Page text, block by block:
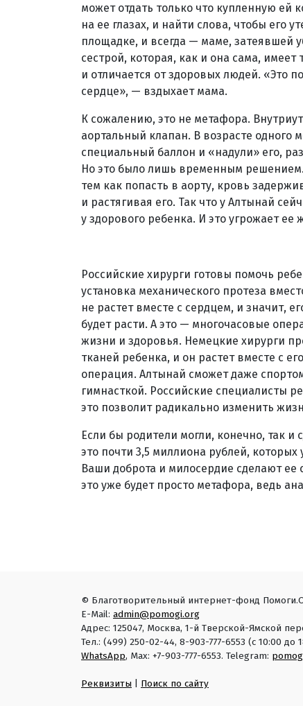
может отдать только что купленную ей
на ее глазах, и найти слова, чтобы его
площадке, и всегда — маме, затеявшей
сестрой, которая, как и она сама,
и отличается от здоровых людей. «Это
сердце», — вздыхает мама.
К сожалению, это не метафора.
аортальный клапан. В возрасте
специальный баллон и «надули» его,
Но это было лишь временным
тем как попасть в аорту, кровь
и растягивая его. Так что у Алтынай
у здорового ребенка. И это угрожает ее
Российские хирурги готовы помочь
установка механического протеза
не растет вместе с сердцем, и значит,
будет расти. А это — многочасовые
жизни и здоровья. Немецкие хирурги
тканей ребенка, и он растет вместе с
операция. Алтынай сможет даже
гимнасткой. Российские специалисты
это позволит радикально изменить
Если бы родители могли, конечно, так
это почти 3,5 миллиона рублей,
Ваши доброта и милосердие сделают
это уже будет просто метафора, ведь
© Благотворительный интернет-фонд
E-Mail: admin@pomogi.org
Адрес: 125047, Москва, 1-й Тверской-Ямской
Тел.: (499) 250-02-44, 8-903-777-6553 (с 10:00
WhatsApp, Max: +7-903-777-6553. Telegram:
Реквизиты Поиск по сайту